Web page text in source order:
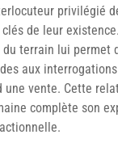
privilégié
de leur
du terrain lui permet
aux
une vente. Cette
complète son